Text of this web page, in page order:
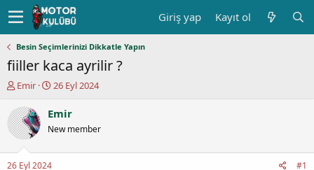
Giriş yap Kayıt ol
Besin Seçimlerinizi Dikkatle Yapın
fiiller kaca ayrilir ?
K
n
u
y
b
Emir
B
ş
a
26 Eyl 2024
Emir
New member
26 Eyl 2024 #1